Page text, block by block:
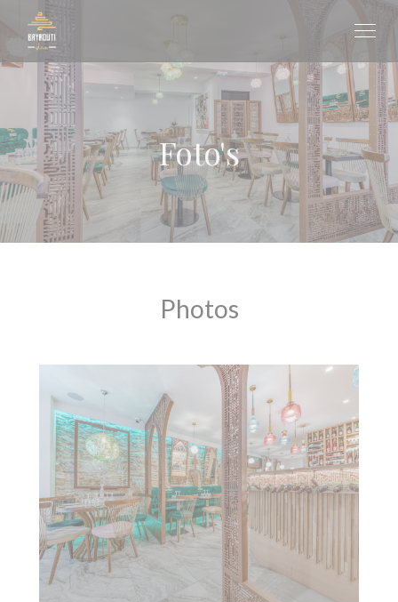
Cookies beheer paneel
Foto's
Photos